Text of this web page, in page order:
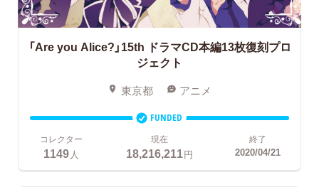
「Are you Alice?」15th ドラマCD本編13枚復刻プロ
ジェクト
東京都 アニメ
FUNDED
コレクター
1149 人
現在
18,216,211円
終了
2020/04/21